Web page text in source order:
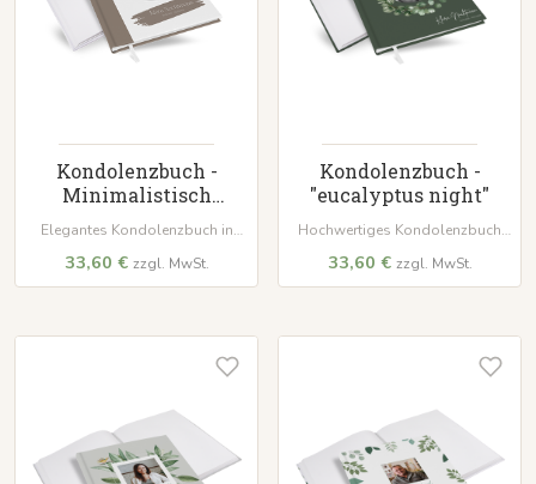
Kondolenzbuch -
Minimalistisch
"copenhagen"
Elegantes Kondolenzbuch in
wattiertem Hardcover, 100 Seiten
auf hochwertigem Papier und
33,60 € zzgl. MwSt.
Kondolenzbuch -
"eucalyptus night"
Hochwertiges Kondolenzbuch
100 Seiten für persönliche
Beileidsbekundungen. Ein
zu bewahren.
33,60 € zzgl. MwSt.